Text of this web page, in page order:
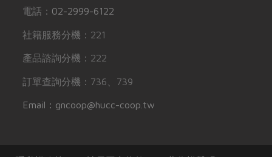
電話： 02-2999-6122
社籍服務分機：221
產品諮詢分機：222
訂單查詢分機：736、739
Email：gncoop@hucc-coop.tw